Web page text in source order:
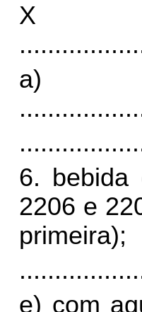
a)
6. bebida
2206 e
primeira);
e) com